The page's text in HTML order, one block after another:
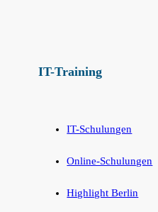
IT-Training
IT-Schulungen
Online-Schulungen
Highlight Berlin